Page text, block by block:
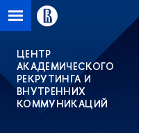
ЦЕНТР
АКАДЕМИЧЕСКОГО
РЕКРУТИНГА И
ВНУТРЕННИХ
КОММУНИКАЦИЙ